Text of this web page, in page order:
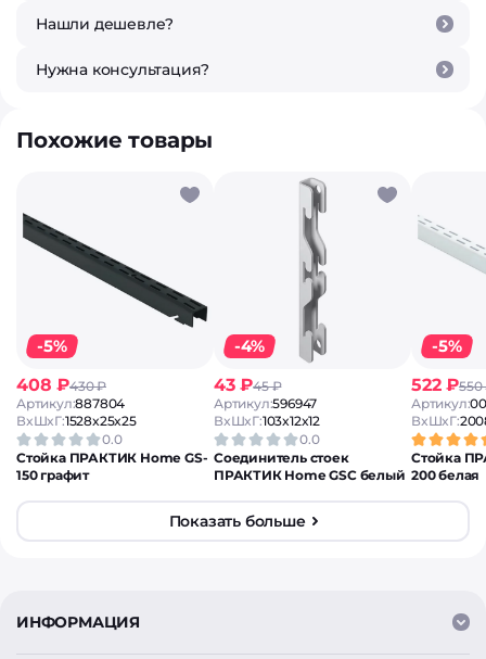
Нашли дешевле?
Нужна консультация?
Похожие товары
-5%
408 ₽430 ₽
Артикул:887804
ВxШxГ:1528x25x25
0.0
Стойка ПРАКТИК Home GS-
150 графит
-4%
43 ₽45 ₽
Артикул:596947
ВxШxГ:103x12x12
0.0
Соединитель стоек
ПРАКТИК Home GSC белый
-5%
522 ₽550
Артикул:
ВxШxГ:
Стойка
200 белая
Показать больше
ИНФОРМАЦИЯ